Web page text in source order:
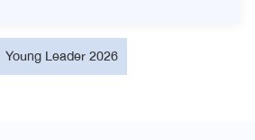
Young Leader 2026